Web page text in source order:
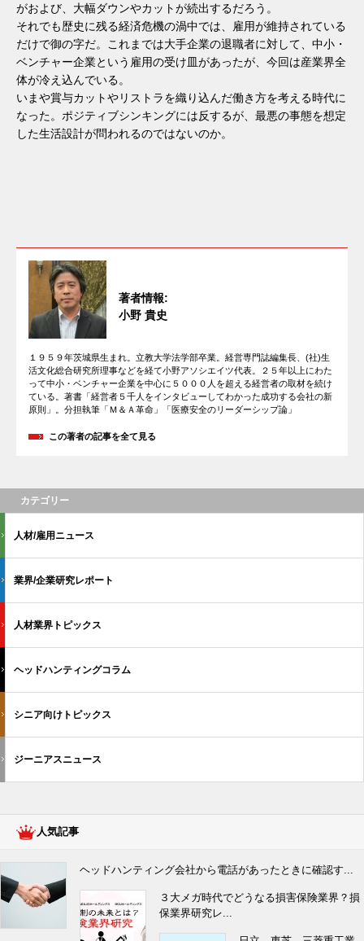
がおよび、大幅ダウンやカットが続出するだろう。
それでも歴史に残る経済危機の渦中では、雇用が維持されている
だけで御の字だ。これまでは大手企業の退職者に対して、中小・
ベンチャー企業という雇用の受け皿があったが、今回は産業界全
体が冷え込んでいる。
いまや賞与カットやリストラを織り込んだ働き方を考える時代に
なった。ポジティブシンキングには反するが、最悪の事態を想定
した生活設計が問われるのではないのか。
著者情報:
小野 貴史
１９５９年茨城県生まれ。立教大学法学部卒業。経営専門誌編集長、(社)生
活文化総合研究所理事などを経て小野アソシエイツ代表。２５年以上にわた
って中小・ベンチャー企業を中心に５０００人を超える経営者の取材を続け
ている。著書「経営者５千人をインタビューしてわかった成功する会社の新
原則」。分担執筆「Ｍ＆Ａ革命」「医療安全のリーダーシップ論」
この著者の記事を全て見る
カテゴリー
人材/雇用ニュース
業界/企業研究レポート
人材業界トピックス
ヘッドハンティングコラム
シニア向けトピックス
ジーニアスニュース
人気記事
ヘッドハンティング会社から電話があったときに確認す...
３大メガ時代でどうなる損害保険業界？損
保業界研究レ...